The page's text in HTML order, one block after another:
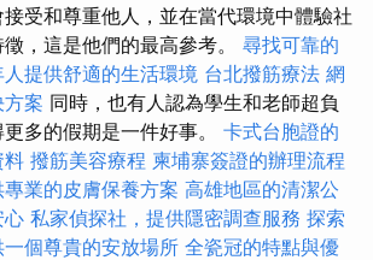
受和尊重他人，並在當代環境中體驗社
，這是他們的最高參考。 尋找可靠的
提供舒適的生活環境 台北撥筋療法 網
案 同時，也有人認為學生和老師超負
多的假期是一件好事。 卡式台胞證的
料 撥筋美容療程 柬埔寨簽證的辦理流程
業的皮膚保養方案 高雄地區的清潔公
心 私家偵探社，提供隱密調查服務 探索
個尊貴的安放場所 全瓷冠的特點與優